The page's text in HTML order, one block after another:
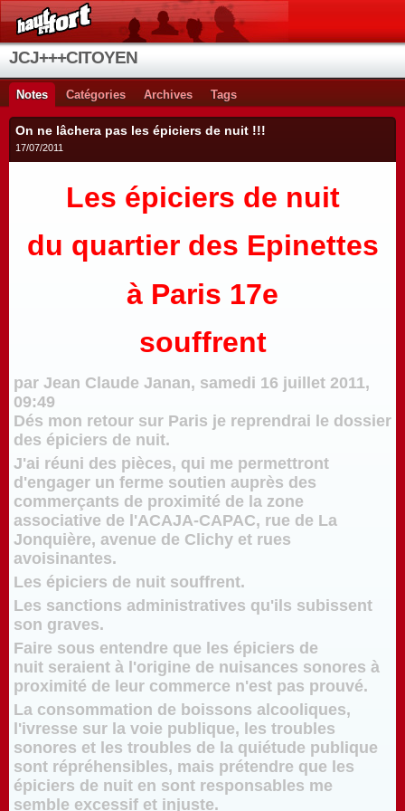
JCJ+++CITOYEN
Notes Catégories Archives Tags
On ne lâchera pas les épiciers de nuit !!!
17/07/2011
Les épiciers de nuit
du quartier des Epinettes
à Paris 17e
souffrent
par Jean Claude Janan, samedi 16 juillet 2011,
09:49
Dés mon retour sur Paris je reprendrai le dossier
des épiciers de nuit.
J'ai réuni des pièces, qui me permettront
d'engager un ferme soutien auprès des
commerçants de proximité de la zone
associative de l'ACAJA-CAPAC, rue de La
Jonquière, avenue de Clichy et rues
avoisinantes.
Les épiciers de nuit souffrent.
Les sanctions administratives qu'ils subissent
son graves.
Faire sous entendre que les épiciers de
nuit seraient à l'origine de nuisances sonores à
proximité de leur commerce n'est pas prouvé.
La consommation de boissons alcooliques,
l'ivresse sur la voie publique, les troubles
sonores et les troubles de la quiétude publique
sont répréhensibles, mais prétendre que les
épiciers de nuit en sont responsables me
semble excessif et injuste.